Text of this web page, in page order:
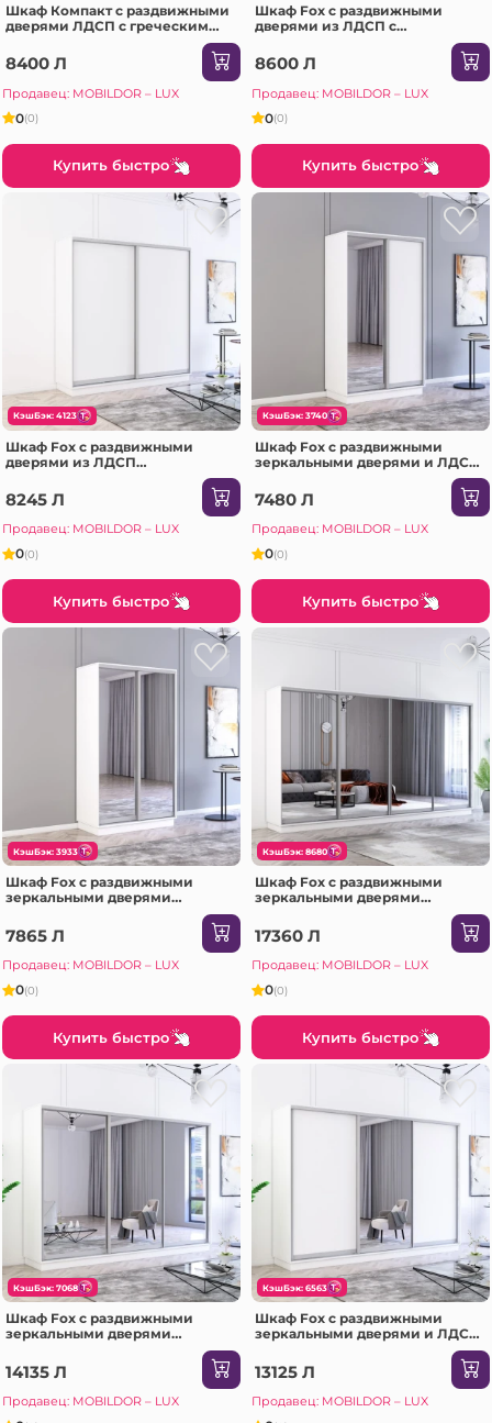
Шкаф Компакт с раздвижными
дверями ЛДСП с греческим
орнаментом (150x45x200H cm)
Серый
8400 Л
Продавец: MOBILDOR – LUX
0(0)
Купить быстро
Шкаф Fox с раздвижными
дверями из ЛДСП с
(200x60x210H см) Белый
8600 Л
Продавец: MOBILDOR – LUX
0(0)
Купить быстро
КэшБэк: 4123
Шкаф Fox с раздвижными
дверями из ЛДСП
8245 Л
Продавец: MOBILDOR – LUX
0(0)
Купить быстро
КэшБэк: 3740
Шкаф Fox с раздвижными
зеркальными дверями и ЛДСП
7480 Л
Продавец: MOBILDOR – LUX
0(0)
Купить быстро
КэшБэк: 3933
Шкаф Fox с раздвижными
зеркальными дверями
7865 Л
Продавец: MOBILDOR – LUX
0(0)
Купить быстро
КэшБэк: 8680
Шкаф Fox с раздвижными
зеркальными дверями
17360 Л
Продавец: MOBILDOR – LUX
0(0)
Купить быстро
КэшБэк: 7068
Шкаф Fox с раздвижными
зеркальными дверями
14135 Л
Продавец: MOBILDOR – LUX
КэшБэк: 6563
Шкаф Fox с раздвижными
зеркальными дверями и ЛДСП
13125 Л
Продавец: MOBILDOR – LUX